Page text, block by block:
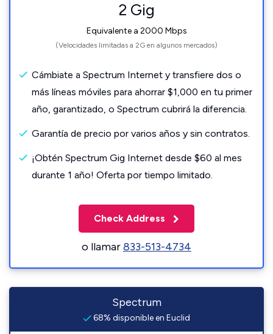
2 Gig
Equivalente a 2000 Mbps
(Velocidades limitadas a 2G en algunos mercados)
Cámbiate a Spectrum Internet y transfiere dos o
más líneas móviles para ahorrar $1,000 en tu primer
año, garantizado, o Spectrum cubrirá la diferencia.
Garantía de precio por varios años y sin contratos.
¡Obtén Spectrum Gig Internet desde $60 al mes
durante 1 año! Oferta por tiempo limitado.
Check Address
o llamar833-513-4734
Spectrum
68% disponible en Euclid